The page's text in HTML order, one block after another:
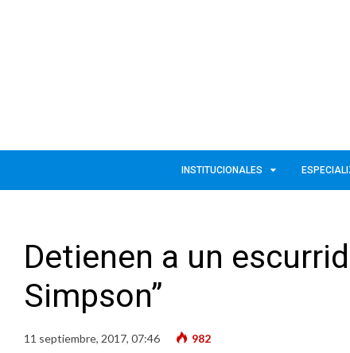
INSTITUCIONALES
Detienen a un
Simpson”
11 septiembre, 2017, 07:46 982